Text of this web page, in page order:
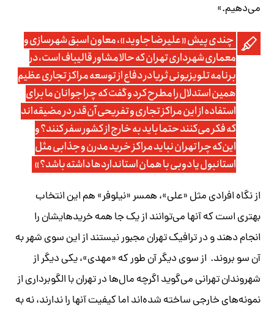
می‌دهیم.»
چندی پیش «علیرضا جاوید»، معاون اسبق شهرسازی و
معماری شهرداری تهران که حالا مشاور قالیباف است، در
برنامه تلویزیونی ثریا در دفاع از توسعه مراکز تجاری عظیم
همین استدلال را مطرح کرد و گفت که چرا جوانان ما برای
استفاده از این مراکز تجاری و تفریحی آن‌قدر در مضیقه‌اند
که فکر می‌کنند حتما باید به خارج از کشور سفر کنند؟ و
این‌که چرا تهران نباید مراکز خرید مدرن و جذابی مثل
استانبول یا دوبی با همان استانداردها داشته باشد؟»
از نگاه افرادی مثل «علی»، همسر «نیلوفر» هم این انتخاب
بهتری است که آنها می‌توانند از یک جا همه خریدهایشان را
انجام دهند و در ترافیک تهران مجبور نیستند از این سوی شهر به
آن سو بروند. از سوی دیگر آن طور که «مهدی»، یکی دیگر از
شهروندان تهرانی می‌گوید اگرچه مال‌ها در تهران با الگوبرداری از
نمونه‌های خارجی ساخته شده‌اند اما کیفیت آنها را ندارند، نه به